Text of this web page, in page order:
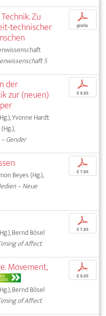
Zu
technischer
5
p
gratis
der
zur (neuen)
Yvonne Hardt
Gender
p
€ 9,95
Beyes (Hg.),
– Neue
p
€ 7,95
Bernd Bösel
of Affect
p
€ 7,95
Movement,
Bernd Bösel
of Affect
p
€ 9,95